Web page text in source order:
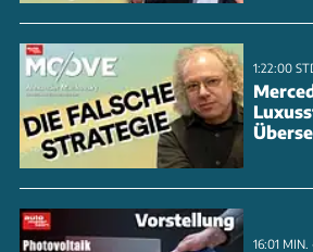
1:22:00
16:01 MIN.